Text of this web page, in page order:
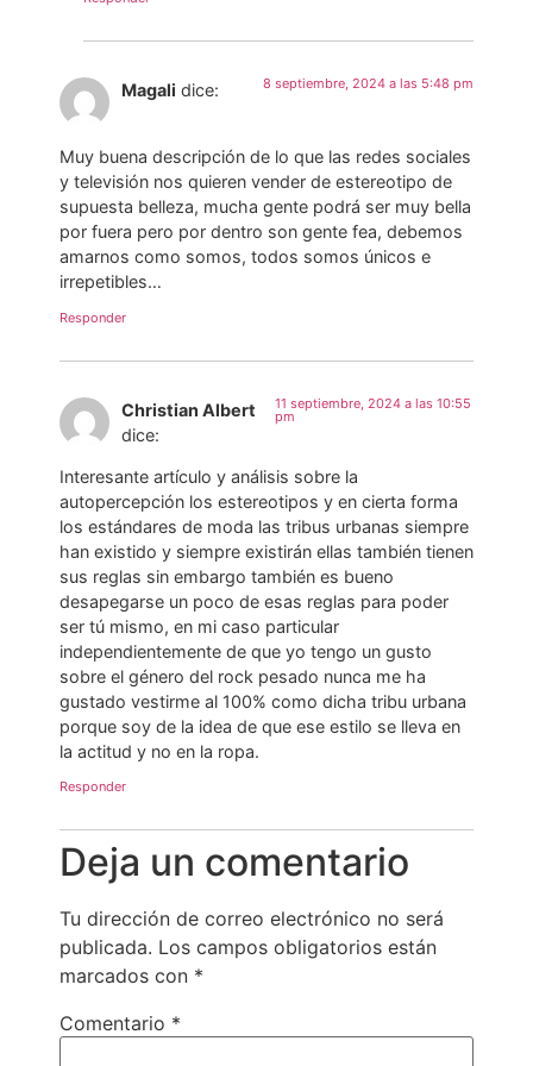
Magali dice: 8 septiembre, 2024 a las 5:48 pm
Muy buena descripción de lo que las redes sociales
y televisión nos quieren vender de estereotipo de
supuesta belleza, mucha gente podrá ser muy bella
por fuera pero por dentro son gente fea, debemos
amarnos como somos, todos somos únicos e
irrepetibles…
Responder
Christian Albert
dice:
11 septiembre, 2024 a las 10:55
pm
Interesante artículo y análisis sobre la
autopercepción los estereotipos y en cierta forma
los estándares de moda las tribus urbanas siempre
han existido y siempre existirán ellas también tienen
sus reglas sin embargo también es bueno
desapegarse un poco de esas reglas para poder
ser tú mismo, en mi caso particular
independientemente de que yo tengo un gusto
sobre el género del rock pesado nunca me ha
gustado vestirme al 100% como dicha tribu urbana
porque soy de la idea de que ese estilo se lleva en
la actitud y no en la ropa.
Responder
Deja un comentario
Tu dirección de correo electrónico no será
publicada. Los campos obligatorios están
marcados con *
Comentario *